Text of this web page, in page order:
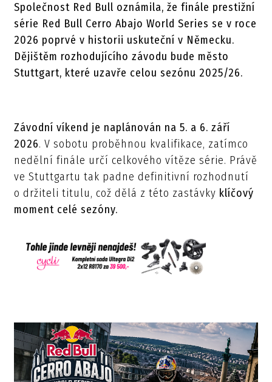
Společnost Red Bull oznámila, že finále prestižní
série Red Bull Cerro Abajo World Series se v roce
2026 poprvé v historii uskuteční v Německu.
Dějištěm rozhodujícího závodu bude město
Stuttgart, které uzavře celou sezónu 2025/26.
Závodní víkend je naplánován na 5. a 6. září
2026. V sobotu proběhnou kvalifikace, zatímco
nedělní finále určí celkového vítěze série. Právě
ve Stuttgartu tak padne definitivní rozhodnutí
o držiteli titulu, což dělá z této zastávky klíčový
moment celé sezóny.